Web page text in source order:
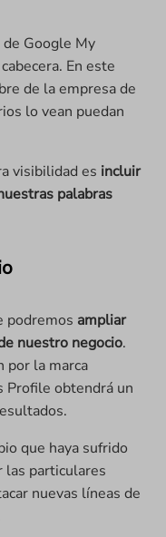
Google My
En este
de la empresa de
lo vean puedan
visibilidad es incluir
palabras
podremos ampliar
nuestro negocio.
por la marca
Profile obtendrá un
que haya sufrido
las particulares
nuevas líneas de